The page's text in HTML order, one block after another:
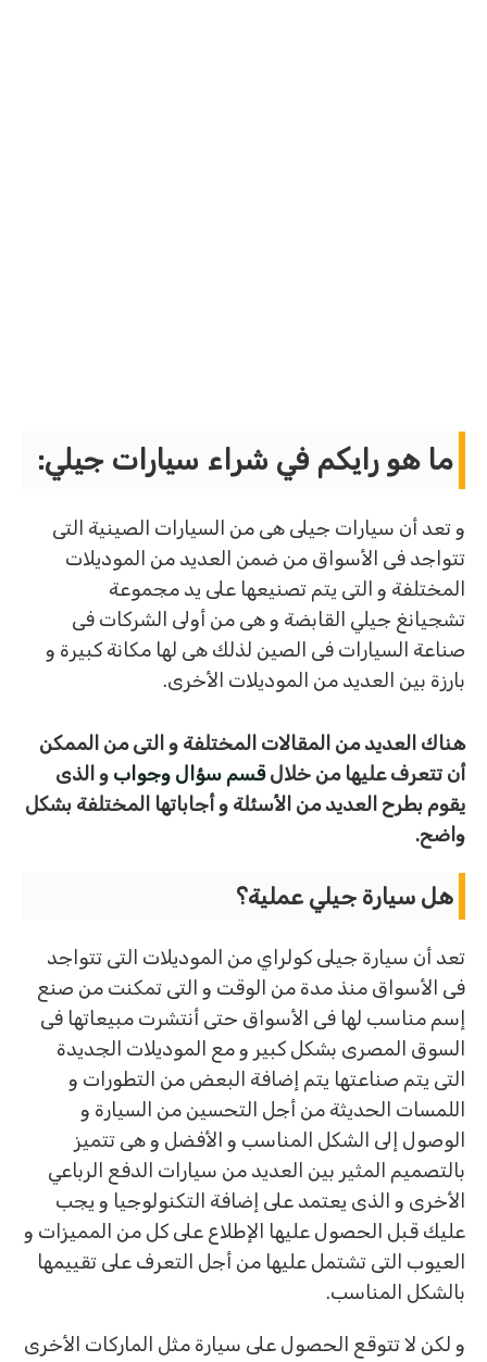
ما هو رايكم في شراء سيارات جيلي:
و تعد أن سيارات جيلى هى من السيارات الصينية التى
تتواجد فى الأسواق من ضمن العديد من الموديلات
المختلفة و التى يتم تصنيعها على يد مجموعة
تشجيانغ جيلي القابضة و هى من أولى الشركات فى
صناعة السيارات فى الصين لذلك هى لها مكانة كبيرة و
بارزة بين العديد من الموديلات الأخرى.
هناك العديد من المقالات المختلفة و التى من الممكن
أن تتعرف عليها من خلال قسم سؤال وجواب و الذى
يقوم بطرح العديد من الأسئلة و أجاباتها المختلفة بشكل
واضح.
هل سيارة جيلي عملية؟
تعد أن سيارة جيلى كولراي من الموديلات التى تتواجد
فى الأسواق منذ مدة من الوقت و التى تمكنت من صنع
إسم مناسب لها فى الأسواق حتى أنتشرت مبيعاتها فى
السوق المصرى بشكل كبير و مع الموديلات الجديدة
التى يتم صناعتها يتم إضافة البعض من التطورات و
اللمسات الحديثة من أجل التحسين من السيارة و
الوصول إلى الشكل المناسب و الأفضل و هى تتميز
بالتصميم المثير بين العديد من سيارات الدفع الرباعي
الأخرى و الذى يعتمد على إضافة التكنولوجيا و يجب
عليك قبل الحصول عليها الإطلاع على كل من المميزات و
العيوب التى تشتمل عليها من أجل التعرف على تقييمها
بالشكل المناسب.
و لكن لا تتوقع الحصول على سيارة مثل الماركات الأخرى